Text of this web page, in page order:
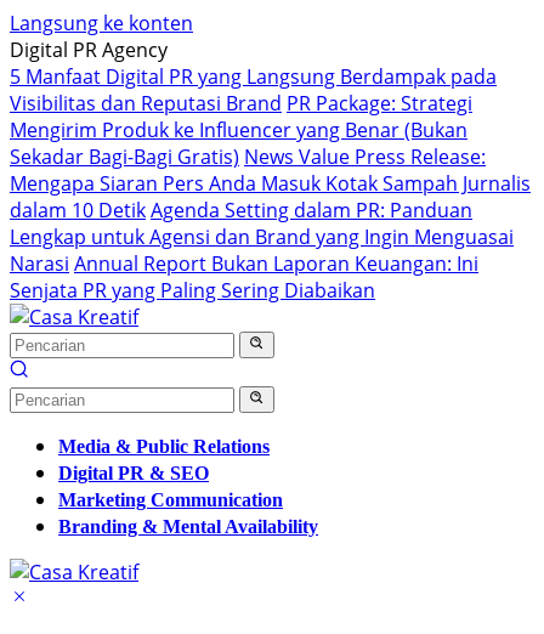
Langsung ke konten
Digital PR Agency
5 Manfaat Digital PR yang Langsung Berdampak pada
Visibilitas dan Reputasi Brand PR Package: Strategi
Mengirim Produk ke Influencer yang Benar (Bukan
Sekadar Bagi-Bagi Gratis) News Value Press Release:
Mengapa Siaran Pers Anda Masuk Kotak Sampah Jurnalis
dalam 10 DetikAgenda Setting dalam PR: Panduan
Lengkap untuk Agensi dan Brand yang Ingin Menguasai
Narasi Annual Report Bukan Laporan Keuangan: Ini
Senjata PR yang Paling Sering Diabaikan
Media & Public Relations
Digital PR & SEO
Marketing Communication
Branding & Mental Availability